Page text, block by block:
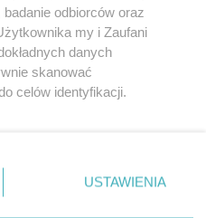
regulamin korzystania z portali
Skontakuj sięz nami
Kontakt
Wydawca
Redakcja
odbiorców oraz
my i Zaufani
danych
skanować
celów identyfikacji.
ustawień prywatności
rogu strony
nie wymagają zgody
USTAWIENIA